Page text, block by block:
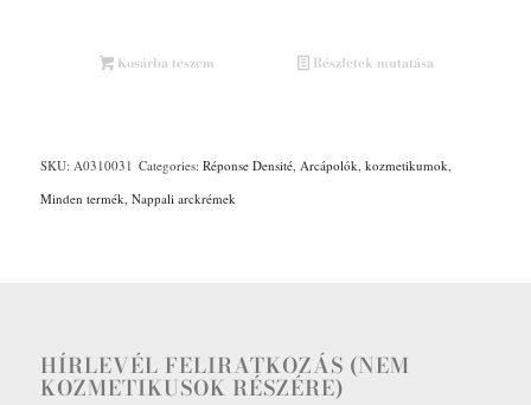
Kosárba teszem Részletek mutatása
SKU: A0310031 Categories: Réponse Densité, Arcápolók kozmetikumok
Minden termék Nappali arckrémek
HÍRLEVÉL FELIRATKOZÁS (NEM
KOZMETIKUSOK RÉSZÉRE)